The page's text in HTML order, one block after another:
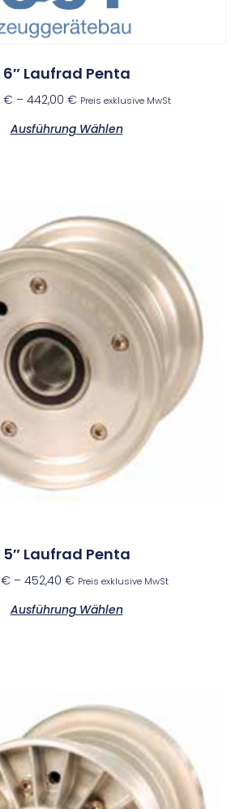
6″ Laufrad Penta
€ – 442,00 € Preis exklusive MwSt
Ausführung Wählen
5″ Laufrad Penta
€ – 452,40 € Preis exklusive MwSt
Ausführung Wählen